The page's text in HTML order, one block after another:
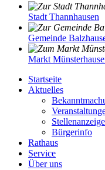
Stadt Thannhausen
Gemeinde
Markt
Startseite
Aktuelles
Bürgerinfo
Rathaus
Service
Über uns